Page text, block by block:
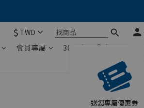
$ TWD
送您專屬優惠券
會員專屬 30天安心體驗